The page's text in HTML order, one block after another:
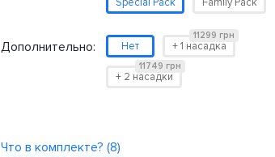
Дополнительно: Нет + 1 насадка
11299 грн
+ 2 насадки
11749 грн
Что в комплекте? (8)